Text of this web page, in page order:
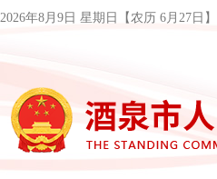
2026年8月9日 星期日 【农历 6月27日】